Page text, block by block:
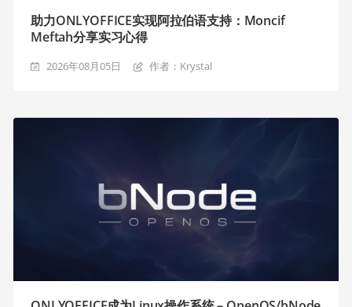
助力ONLYOFFICE实现阿拉伯语支持：Moncif
Meftah分享实习心得
2026年08月05日 作者：Krystal